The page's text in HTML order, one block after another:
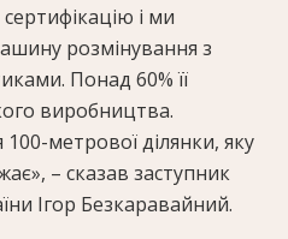
і ми
розмінування з
Понад 60% її
виробництва.
метрової ділянки, яку
– сказав заступник
Ігор Безкаравайний.